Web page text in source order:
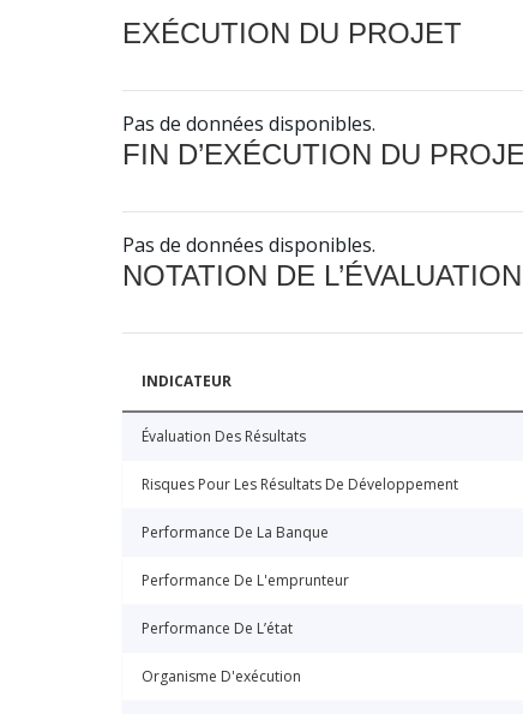
EXÉCUTION DU PROJET
Pas de données disponibles.
FIN D’EXÉCUTION DU
Pas de données disponibles.
NOTATION DE
INDICATEUR
Évaluation Des Résultats
Risques Pour Les Résultats De Développement
Performance De La Banque
Performance De L'emprunteur
Performance De L’état
Organisme D'exécution